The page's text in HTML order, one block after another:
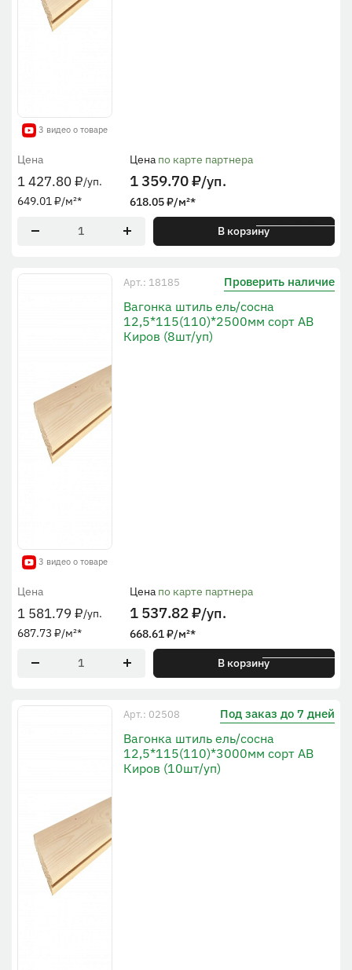
3 видео о товаре
Цена
1 427.80₽/уп.
649.01₽/м²*
Цена по карте партнера
1 359.70₽/уп.
618.05₽/м²*
* По рабочей ширине
В корзину
3 видео о товаре
Арт.: 18185 Проверить наличие
Вагонка штиль ель/сосна
12,5*115(110)*2500мм сорт АВ
Киров (8шт/уп)
Цена
1 581.79 ₽/уп.
687.73 ₽/м²*
Цена по карте партнера
1 537.82₽/уп.
668.61₽/м²*
* По общей ширине
В корзину
Арт.: 02508 Под заказ до 7 дней
Вагонка штиль ель/сосна
12,5*115(110)*3000мм сорт АВ
Киров (10шт/уп)